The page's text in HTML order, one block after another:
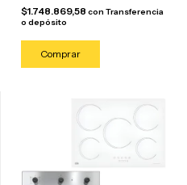
$1.748.869,58 con Transferencia
o depósito